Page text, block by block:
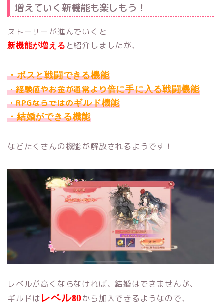
増えていく新機能も楽しもう！
ストーリーが進んでいくと
新機能が増える と紹介しましたが、
・ボスと戦闘できる機能
・経験値やお金が通常より倍に手に入る戦闘機能
・RPGならではのギルド機能
・結婚ができる機能
などたくさんの機能が解放されるようです！
レベルが高くならなければ、結婚はできませんが、
ギルドは レベル80から加入できるようなので、